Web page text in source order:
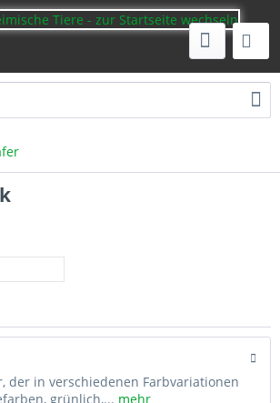
der in verschiedenen Farbvariationen
grünlich,... mehr